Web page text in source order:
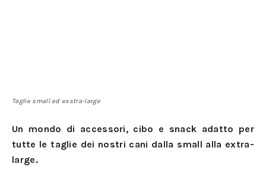
Taglie small ed exstra-large
Un mondo di accessori, cibo e snack adatto per
tutte le taglie dei nostri cani dalla small alla extra-
large.